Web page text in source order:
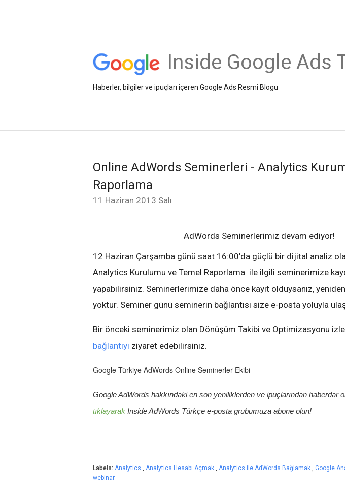
Inside Google Ads
Haberler, bilgiler ve ipuçları içeren Google Ads Resmi Blogu
Online AdWords Seminerleri - Analytics
Raporlama
11 Haziran 2013 Salı
AdWords Seminerlerimiz devam ediyor!
12 Haziran Çarşamba günü saat 16:00'da güçlü bir dijital analiz
Analytics Kurulumu ve Temel Raporlama ile ilgili seminerimize
yapabilirsiniz. Seminerlerimize daha önce kayıt olduysanız,
yoktur. Seminer günü seminerin bağlantısı size e-posta yoluyla
Bir önceki seminerimiz olan Dönüşüm Takibi ve Optimizasyonu
bağlantıyı ziyaret edebilirsiniz.
Google Türkiye AdWords Online Seminerler Ekibi
Google AdWords hakkındaki en son yeniliklerden ve ipuçlarından haberdar
tıklayarak Inside AdWords Türkçe e-posta grubumuza abone olun!
Labels: Analytics , Analytics Hesabı Açmak , Analytics ile AdWords Bağlamak , Google
webinar